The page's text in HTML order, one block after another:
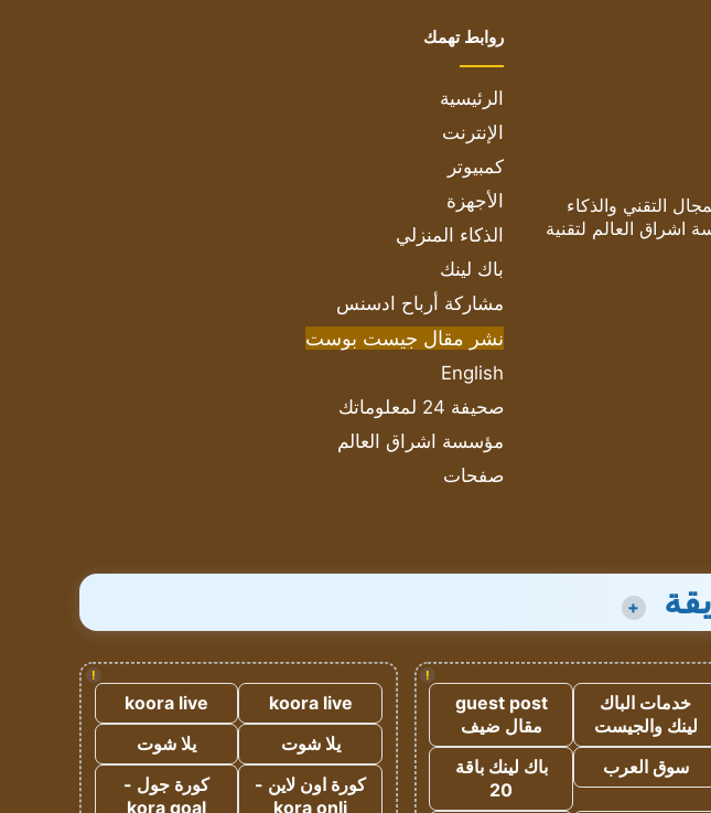
التقني والذكاء
اشراق العالم لتقنية
روابط تهمك
الرئيسية
الإنترنت
كمبيوتر
الأجهزة
الذكاء المنزلي
باك لينك
مشاركة أرباح ادسنس
نشر مقال جيست بوست
English
صحيفة 24 لمعلوماتك
مؤسسة اشراق العالم
صفحات
+
!
خدمات الباك
لينك والجيست
guest post
مقال ضيف
سوق العرب
باك لينك باقة
20
!
koora live
koora live
يلا شوت
يلا شوت
كورة اون لاين -
kora onli
كورة جول -
kora goal